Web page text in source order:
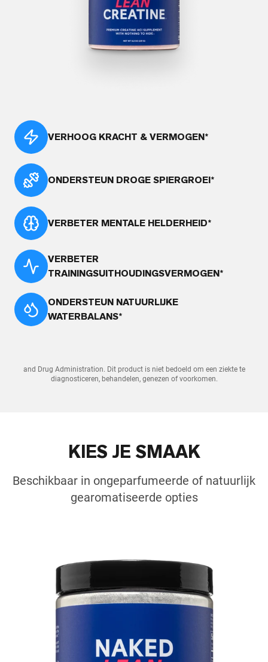
VERHOOG KRACHT & VERMOGEN*
ONDERSTEUN DROGE SPIERGROEI*
VERBETER MENTALE HELDERHEID*
VERBETER
TRAININGSUITHOUDINGSVERMOGEN*
ONDERSTEUN NATUURLIJKE
WATERBALANS*
and Drug Administration. Dit product is niet bedoeld om een ziekte te
diagnosticeren, behandelen, genezen of voorkomen.
KIES JE SMAAK
Beschikbaar in ongeparfumeerde of natuurlijk
gearomatiseerde opties